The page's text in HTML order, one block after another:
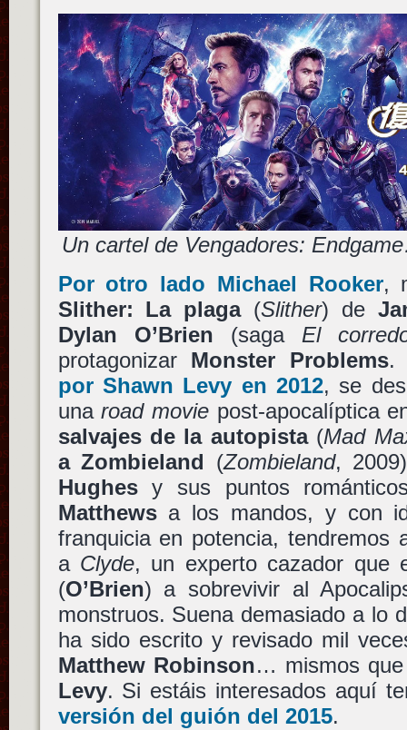
Un cartel de Vengadores:
Por otro lado Michael Rooker,
Slither: La plaga(Slither) de
Dylan O’Brien (saga El
protagonizar Monster Problems.
por Shawn Levy en 2012, se
unaroad moviepost-apocalíptica
salvajes de la autopista(Mad
a Zombieland (Zombieland,
Hughesy sus puntos
Matthewsa los mandos, y con
franquicia en potencia, tendremos
a Clyde, un experto cazador que
(O’Brien) a sobrevivir al
monstruos. Suena demasiado a lo
ha sido escrito y revisado mil
Matthew Robinson… mismos que
Levy. Si estáis interesados aquí
versión del guión del 2015.